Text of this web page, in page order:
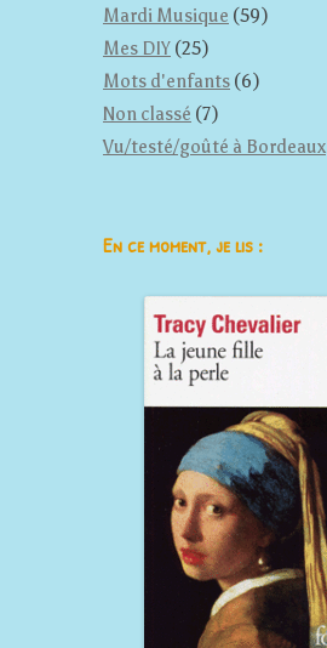
Mardi Musique (59)
Mes DIY (25)
Mots d'enfants (6)
Non classé (7)
Vu/testé/goûté à Bordeaux
En ce moment, je lis :